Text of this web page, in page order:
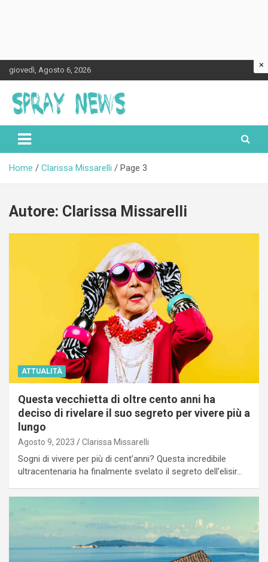
Skip
to
content
giovedì, Agosto 6, 2026
Spraynews.it
Home Clarissa Missarelli Page 3
Autore: Clarissa Missarelli
ATTUALITÀ
Questa vecchietta di oltre cento anni ha
deciso di rivelare il suo segreto per vivere più a
lungo
Agosto 9, 2023 Clarissa Missarelli
Sogni di vivere per più di cent’anni? Questa incredibile
ultracentenaria ha finalmente svelato il segreto dell’elisir…
×